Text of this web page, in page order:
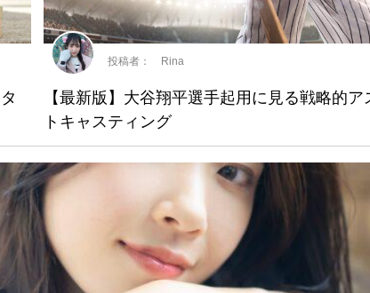
【最新版】大谷翔平選手起用に見る戦略的ア
トキャスティング
投稿者： Rina